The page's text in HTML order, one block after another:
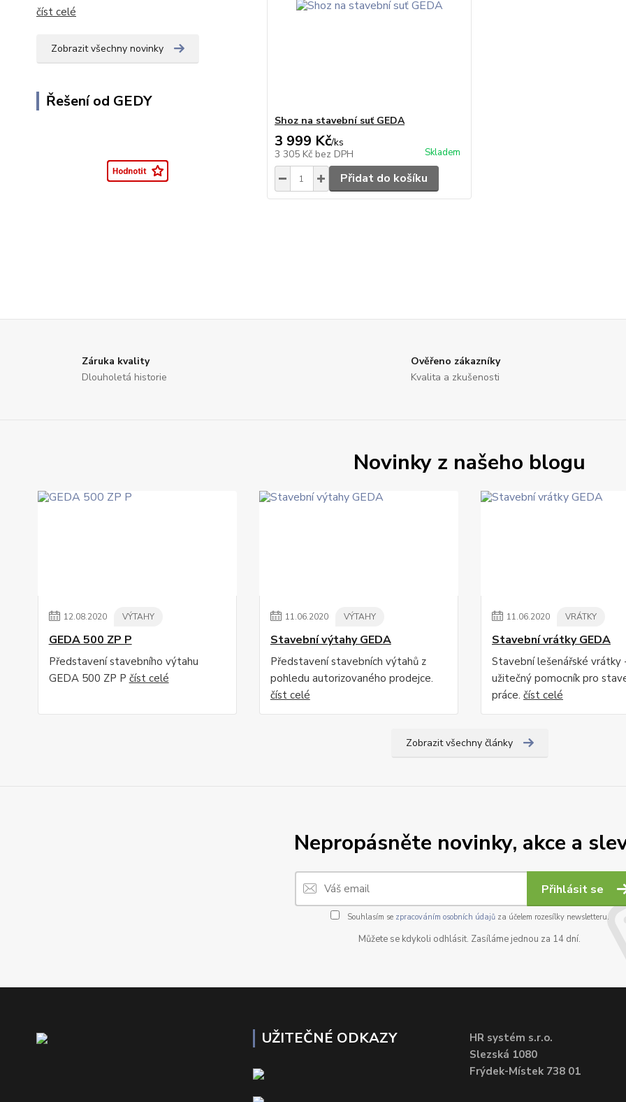
číst celé
Zobrazit všechny novinky
Řešení od GEDY
Shoz na stavební suť GEDA
3 999 Kč/ks
3 305 Kč bez DPH Skladem
Přidat do košíku
Záruka kvality
Dlouholetá historie
Ověřeno zákazníky
Kvalita a zkušenosti
Novinky z našeho blogu
12.08.2020 VÝTAHY
GEDA 500 ZP P
Představení stavebního výtahu
GEDA 500 ZP P číst celé
11.06.2020 VÝTAHY
Stavební výtahy GEDA
Představení stavebních výtahů z
pohledu autorizovaného prodejce.
číst celé
11.06.2020 VRÁTKY
Stavební vrátky GEDA
Stavební lešenářské vrátky
užitečný pomocník pro
práce. číst celé
Zobrazit všechny články
Nepropásněte novinky, akce a
Přihlásit se
Souhlasím se zpracováním osobních údajůza účelem rozesílky newsletteru.
Můžete se kdykoli odhlásit. Zasíláme jednou za 14 dní.
UŽITEČNÉ ODKAZY
HR systém s.r.o.
Slezská 1080
Frýdek-Místek 738 01